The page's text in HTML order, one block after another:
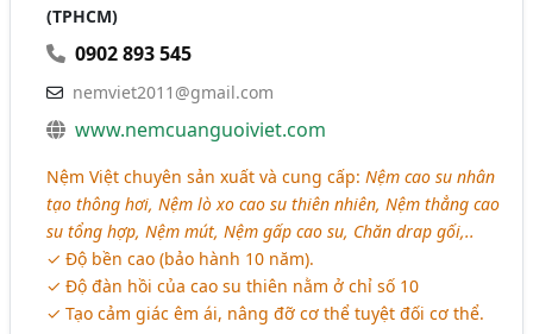
(TPHCM)
0902 893 545
nemviet2011@gmail.com
www.nemcuanguoiviet.com
Nệm Việt chuyên sản xuất và cung cấp:Nệm cao su nhân
tạo thông hơi, Nệm lò xo cao su thiên nhiên, Nệm thẳng cao
su tổng hợp, Nệm mút, Nệm gấp cao su, Chăn drap gối,..
✓ Độ bền cao (bảo hành 10 năm).
✓ Độ đàn hồi của cao su thiên nằm ở chỉ số 10
✓ Tạo cảm giác êm ái, nâng đỡ cơ thể tuyệt đối cơ thể.